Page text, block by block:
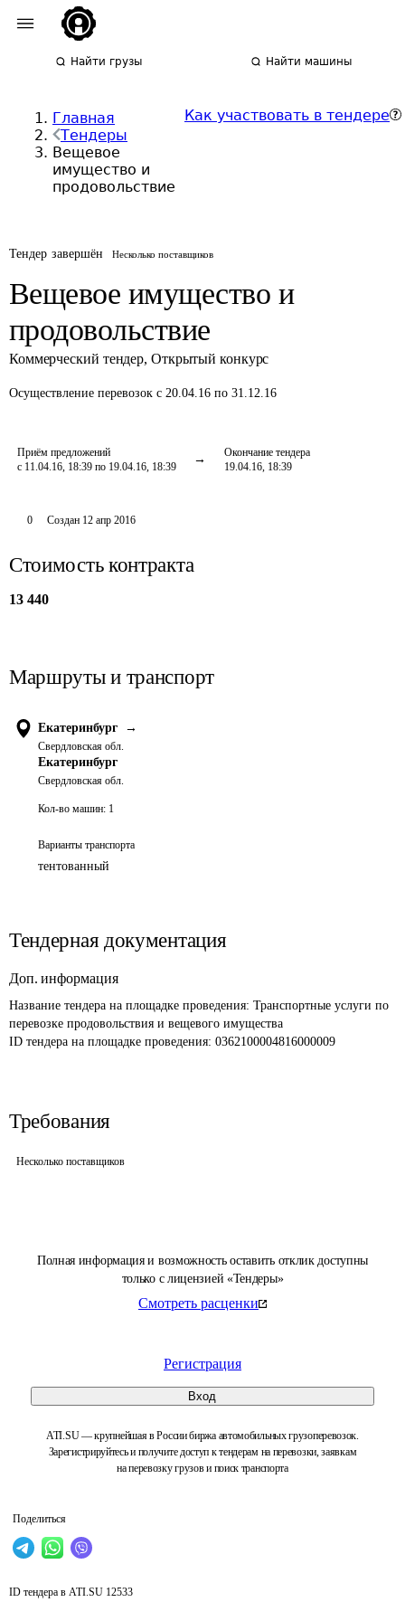
Найти грузы Найти машины
Главная
Тендеры
Вещевое
имущество и
продовольствие
Как участвовать в тендере
Тендер завершён Несколько поставщиков
Вещевое имущество и
продовольствие
Коммерческий тендер, Открытый конкурс
Осуществление перевозок с 20.04.16 по 31.12.16
Приём предложений
с 11.04.16, 18:39 по 19.04.16, 18:39
Окончание тендера
19.04.16, 18:39
Полная информация и возможность оставить отклик доступны
только с лицензией «Тендеры»
Смотреть расценки
Регистрация
Вход
ATI.SU — крупнейшая в России биржа автомобильных грузоперевозок.
Зарегистрируйтесь и получите доступ к тендерам на перевозки, заявкам
на перевозку грузов и поиск транспорта
Поделиться
0 Создан 12 апр 2016
Стоимость контракта
13 440
Маршруты и транспорт
Екатеринбург →
Свердловская обл.
Екатеринбург
Свердловская обл.
Кол-во машин: 1
Варианты транспорта
тентованный
Тендерная документация
Доп. информация
Название тендера на площадке проведения: Транспортные услуги по
перевозке продовольствия и вещевого имущества
ID тендера на площадке проведения: 0362100004816000009
Требования
Несколько поставщиков
ID тендера в ATI.SU 12533